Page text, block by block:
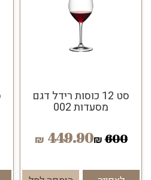
סט 12 כוסות רידל דגם
מסעדות 002
600
₪
449.90
₪